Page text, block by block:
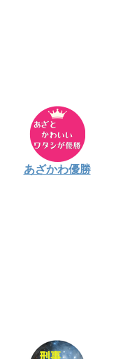
あざかわ優勝